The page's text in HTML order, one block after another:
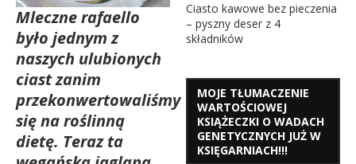
Mleczne rafaello
było jednym z
naszych ulubionych
ciast zanim
przekonwertowaliśmy
się na roślinną
dietę. Teraz ta
Ciasto kawowe bez pieczenia
– pyszny deser z 4
składników
MOJE TŁUMACZENIE
WARTOŚCIOWEJ
KSIĄŻECZKI O WADACH
GENETYCZNYCH JUŻ W
KSIĘGARNIACH!!!